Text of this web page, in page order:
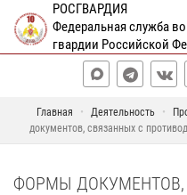
РОСГВАРДИЯ
Федеральная служба
гвардии Российской
Главная Деятельность
документов, связанных с
ФОРМЫ ДОКУМЕНТОВ,